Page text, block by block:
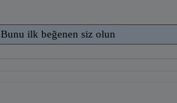
Bunu ilk beğenen siz olun